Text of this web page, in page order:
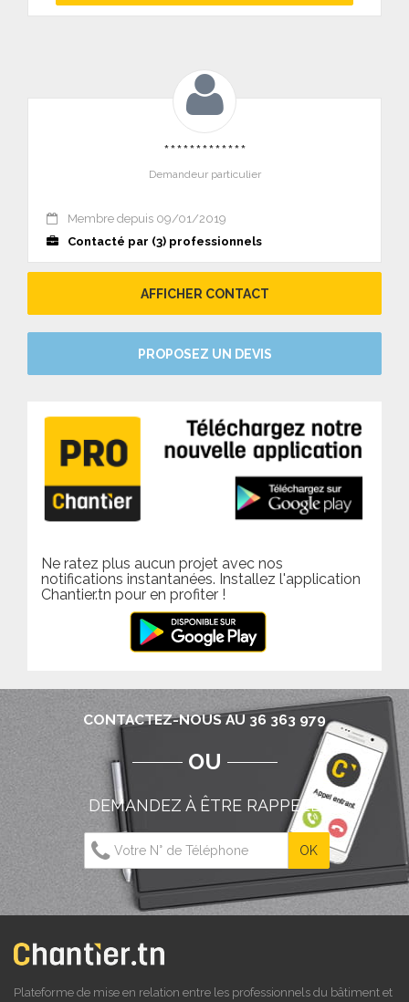
*************
Demandeur particulier
Membre depuis 09/01/2019
Contacté par (3) professionnels
AFFICHER CONTACT
PROPOSEZ UN DEVIS
Ne ratez plus aucun projet avec nos
notifications instantanées. Installez l'application
Chantier.tn pour en profiter !
CONTACTEZ-NOUS AU 36 363 979
OU
DEMANDEZ À ÊTRE RAPPELÉ
Plateforme de mise en relation entre les professionnels du bâtiment et